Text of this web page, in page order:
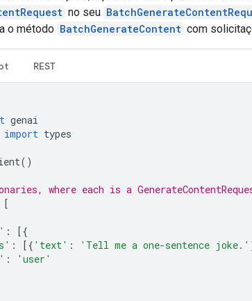
no seu
o método BatchGenerateContent com
REST
genai
import types
()
where each is a
[
:
[{
: [{ 'text' : 'Tell me a one-sentence joke.'
:
'user'